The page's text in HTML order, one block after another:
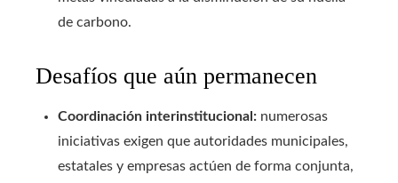
de carbono.
Desafíos que aún permanecen
Coordinación interinstitucional: numerosas
iniciativas exigen que autoridades municipales,
estatales y empresas actúen de forma conjunta,